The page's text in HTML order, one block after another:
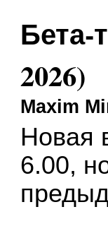
Бета-
2026)
Maxim
Новая
6.00,